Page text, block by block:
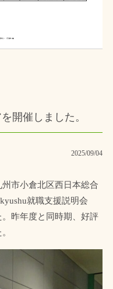
開催しました。
2025/09/04
市小倉北区西日本総合
就職支援説明会
昨年度と同時期、好評